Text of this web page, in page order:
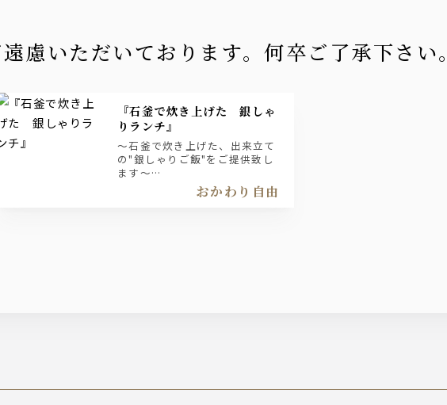
遠慮いただいております。何卒ご了承下さい。
『石釜で炊き上げた 銀しゃ
りランチ』
～石釜で炊き上げた、出来立て
の"銀しゃりご飯"をご提供致し
ます～
全商品に銀しゃり・みそ汁・自
家製漬物盛り合わせ付き
おかわり自由